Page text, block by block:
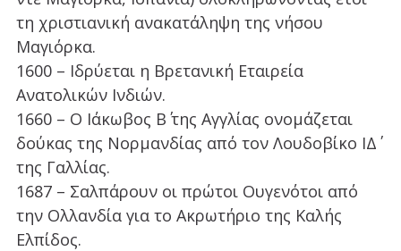
τη χριστιανική ανακατάληψη της νήσου
Μαγιόρκα.
1600 – Ιδρύεται η Βρετανική Εταιρεία
Ανατολικών Ινδιών.
1660 – Ο Ιάκωβος Β΄ της Αγγλίας ονομάζεται
δούκας της Νορμανδίας από τον Λουδοβίκο ΙΔ΄
της Γαλλίας.
1687 – Σαλπάρουν οι πρώτοι Ουγενότοι από
την Ολλανδία για το Ακρωτήριο της Καλής
Ελπίδος.